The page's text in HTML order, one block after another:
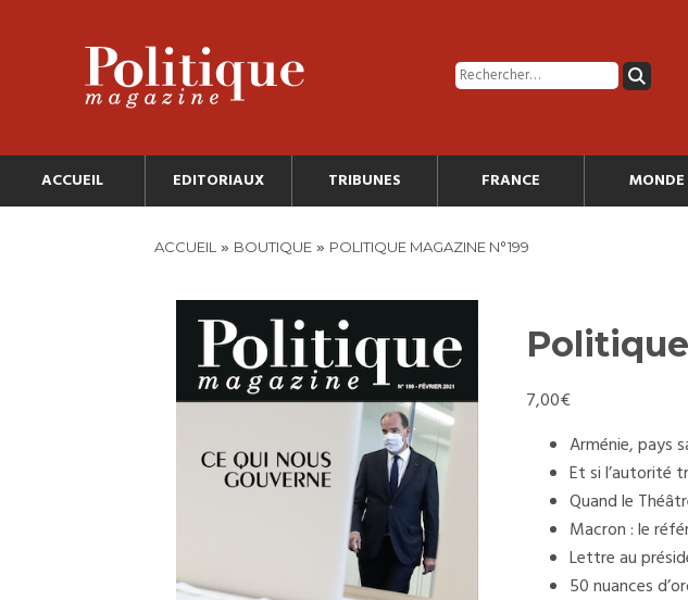
ACCUEIL EDITORIAUX TRIBUNES FRANCE MONDE
ACCUEIL » BOUTIQUE » POLITIQUE MAGAZINE N°199
7,00€
Arménie, pays
Et si l’autorité
Quand le
Macron : le
Lettre au
50 nuances